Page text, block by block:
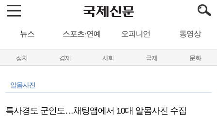
뉴스 스포츠·연예 오피니언 동영상
정치 경제 사회 국제 문화
알몸사진
특사경도 군인도…채팅앱에서 10대 알몸사진 수집